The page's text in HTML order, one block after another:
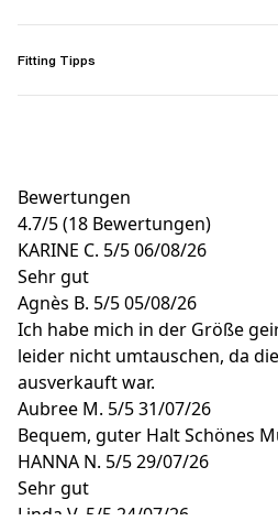
Fitting Tipps
Bewertungen
4.7/5(18 Bewertungen)
KARINE C. 5/506/08/26
Sehr gut
Agnès B. 5/505/08/26
Ich habe mich in der Größe
leider nicht umtauschen, da
ausverkauft war.
Aubree M. 5/531/07/26
Bequem, guter Halt Schönes
HANNA N. 5/529/07/26
Sehr gut
Linda V. 5/5 24/07/26